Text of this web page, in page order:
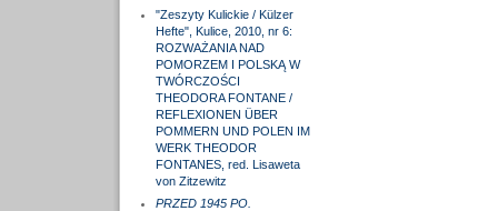
"Zeszyty Kulickie / Külzer
Hefte", Kulice, 2010, nr 6:
ROZWAŻANIA NAD
POMORZEM I POLSKĄ W
TWÓRCZOŚCI
THEODORA FONTANE /
REFLEXIONEN ÜBER
POMMERN UND POLEN IM
WERK THEODOR
FONTANES, red. Lisaweta
von Zitzewitz
PRZED 1945 PO.